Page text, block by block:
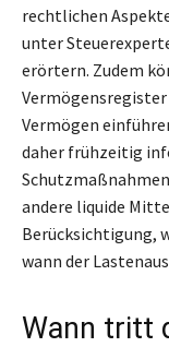
rechtlichen
unter
erörtern. Zudem
Vermögen
daher frühzeitig
andere liquide
Berücksichtigung,
wann der
Wann tritt